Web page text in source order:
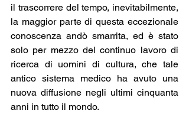
il trascorrere del tempo, inevitabilmente,
la maggior parte di questa eccezionale
conoscenza andò smarrita, ed è stato
solo per mezzo del continuo lavoro di
ricerca di uomini di cultura, che tale
antico sistema medico ha avuto una
nuova diffusione negli ultimi cinquanta
anni in tutto il mondo.